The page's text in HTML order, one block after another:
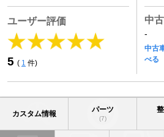
ユーザー評価
5 ( 1 件)
中
-
中古
べる
カスタム情報 パーツ
(7)